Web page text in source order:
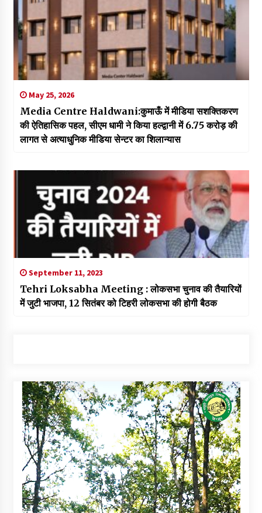
May 25, 2026
Media Centre Haldwani:कुमाऊँ में मीडिया सशक्तिकरण
की ऐतिहासिक पहल, सीएम धामी ने किया हल्द्वानी में 6.75 करोड़ की
लागत से अत्याधुनिक मीडिया सेन्टर का शिलान्यास
September 11, 2023
Tehri Loksabha Meeting : लोकसभा चुनाव की तैयारियों
में जुटी भाजपा, 12 सितंबर को टिहरी लोकसभा की होगी बैठक